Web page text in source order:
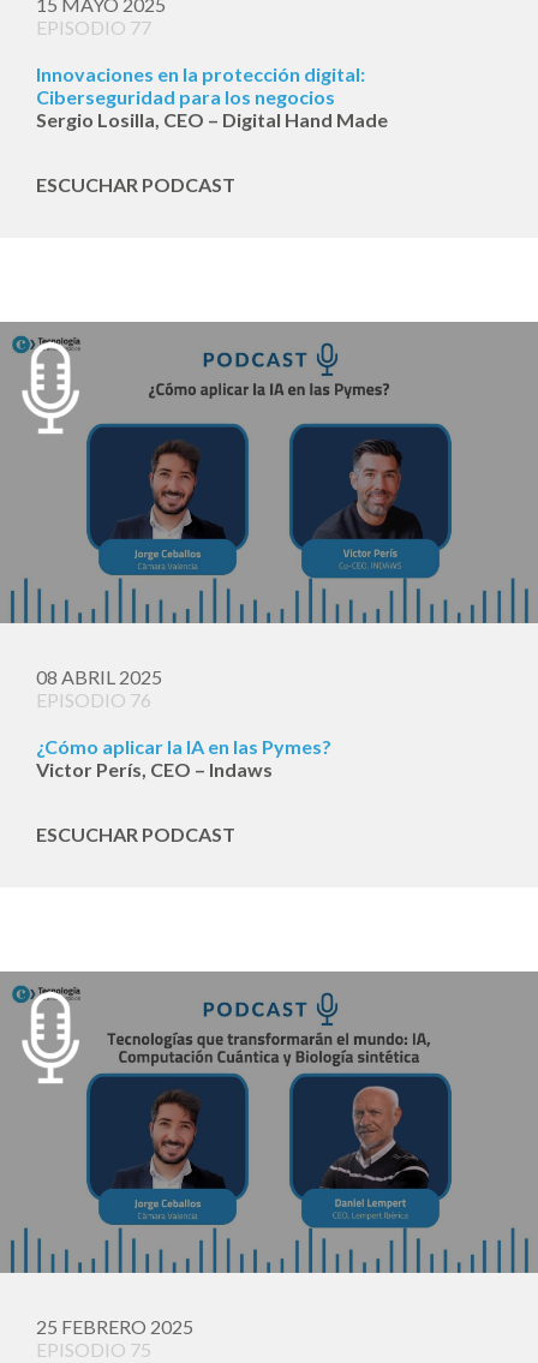
EPISODIO 77
Innovaciones en la protección digital:
Ciberseguridad para los negocios
Sergio Losilla, CEO – Digital Hand Made
ESCUCHAR PODCAST
08 ABRIL 2025
EPISODIO 76
¿Cómo aplicar la IA en las Pymes?
Victor Perís, CEO – Indaws
ESCUCHAR PODCAST
25 FEBRERO 2025
EPISODIO 75